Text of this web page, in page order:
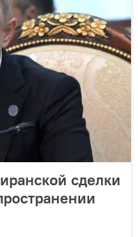
сделки